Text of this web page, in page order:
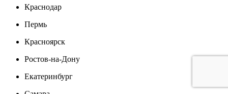
Краснодар
Пермь
Красноярск
Ростов-на-Дону
Екатеринбург